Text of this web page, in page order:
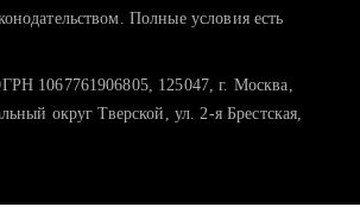
Полные условия есть
1067761906805, 125047, г. Москва,
округ Тверской, ул. 2-я Брестская,